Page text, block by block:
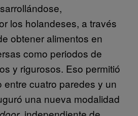
los holandeses, a través
obtener alimentos en
como periodos de
y rigurosos. Eso permitió
entre cuatro paredes y un
una nueva modalidad